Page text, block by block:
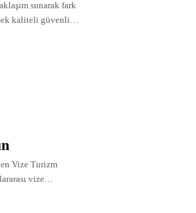
sunarak fark
kaliteli güvenlik
hedefliyor.
Vize Turizm
vize